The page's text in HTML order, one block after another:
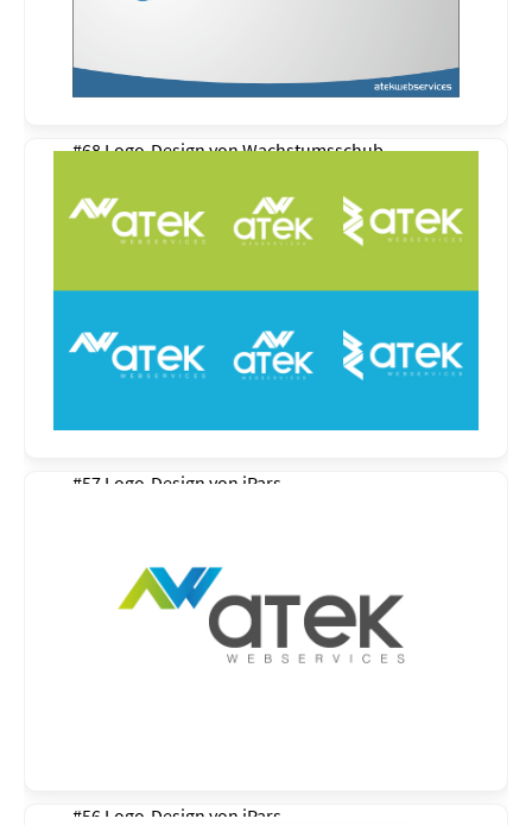
#68 Logo-Design vonWachstumsschub
#57 Logo-Design von iPars
#56 Logo-Design von iPars